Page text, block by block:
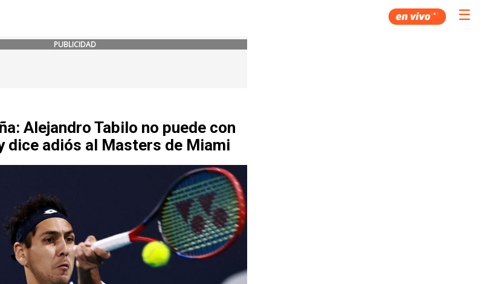
☰
PUBLICIDAD
Alejandro Tabilo no puede con
dice adiós al Masters de Miami